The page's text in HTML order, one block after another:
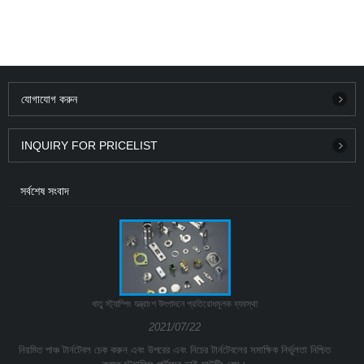
যোগাযোগ করুন
INQUIRY FOR PRICELIST
সর্বশেষ সংবাদ
ধাতু স্ট্যাম্পিং যন্ত্রাংশ উৎপাদনে প্রতিরোধমূলক ব্যবস্থা
2021/07/22
নিয়মিত পাঞ্চ টার্নটেবল চেক করুন এবং উপরের এবং নিচের টার্নটেবলের সমাক্ষিক নির্ভুলতা নিশ্চিত